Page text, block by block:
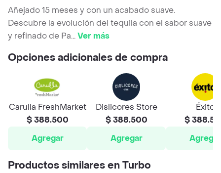
Añejado 15 meses y con un acabado suave.
Descubre la evolución del tequila con el sabor suave
y refinado de Pa...Ver más
Opciones adicionales de compra
Carulla FreshMarket
$ 388.500
Agregar
Dislicores Store
$ 388.500
Agregar
Éxito
$
Agregar
Productos similares en Turbo